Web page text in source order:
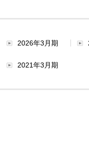
2026年3月期
2021年3月期